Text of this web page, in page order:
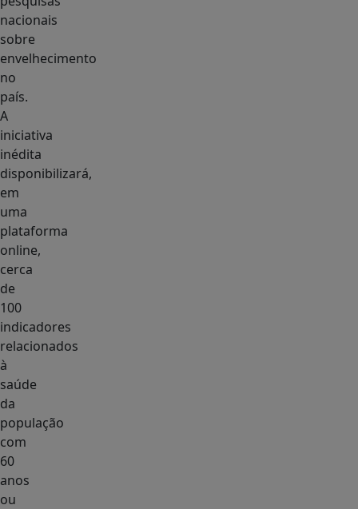
nacionais
sobre
envelhecimento
no
país.
A
iniciativa
inédita
disponibilizará,
em
uma
plataforma
online,
cerca
de
100
indicadores
relacionados
à
saúde
da
população
com
60
anos
ou